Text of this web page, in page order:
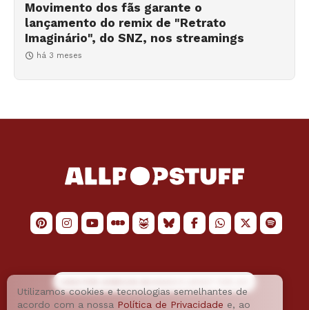
Movimento dos fãs garante o
lançamento do remix de "Retrato
Imaginário", do SNZ, nos streamings
há 3 meses
Utilizamos cookies e tecnologias semelhantes de
acordo com a nossa Política de Privacidade e, ao